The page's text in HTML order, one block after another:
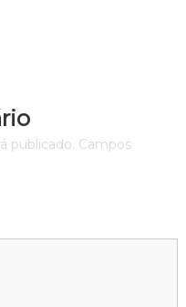
publicado. Campos